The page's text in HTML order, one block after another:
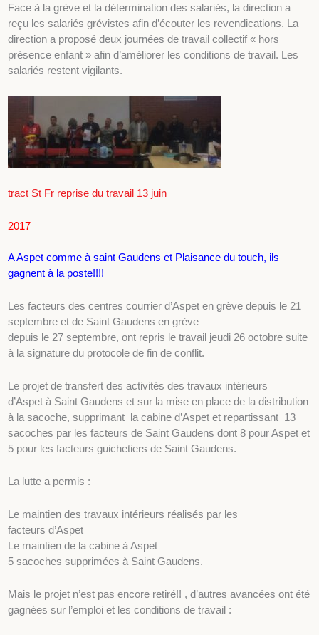
Face à la grève et la détermination des salariés, la direction a
reçu les salariés grévistes afin d’écouter les revendications. La
direction a proposé deux journées de travail collectif « hors
présence enfant » afin d’améliorer les conditions de travail. Les
salariés restent vigilants.
tract St Fr reprise du travail 13 juin
2017
A Aspet comme à saint Gaudens et Plaisance du touch, ils
gagnent à la poste!!!!
Les facteurs des centres courrier d’Aspet en grève depuis le 21
septembre et de Saint Gaudens en grève
depuis le 27 septembre, ont repris le travail jeudi 26 octobre suite
à la signature du protocole de fin de conflit.
Le projet de transfert des activités des travaux intérieurs
d’Aspet à Saint Gaudens et sur la mise en place de la distribution
à la sacoche, supprimant la cabine d’Aspet et repartissant 13
sacoches par les facteurs de Saint Gaudens dont 8 pour Aspet et
5 pour les facteurs guichetiers de Saint Gaudens.
La lutte a permis :
Le maintien des travaux intérieurs réalisés par les
facteurs d’Aspet
Le maintien de la cabine à Aspet
5 sacoches supprimées à Saint Gaudens.
Mais le projet n’est pas encore retiré!! , d’autres avancées ont été
gagnées sur l’emploi et les conditions de travail :